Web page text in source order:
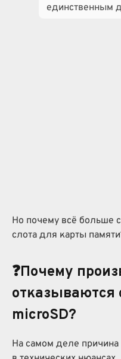
единственным
Но почему всё больше
слота для карты
❓Почему
отказываются
microSD?
На самом деле причина